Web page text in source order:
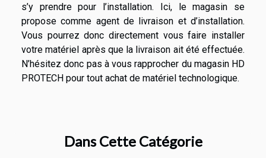
s’y prendre pour l’installation. Ici, le magasin se
propose comme agent de livraison et d’installation.
Vous pourrez donc directement vous faire installer
votre matériel après que la livraison ait été effectuée.
N’hésitez donc pas à vous rapprocher du magasin HD
PROTECH pour tout achat de matériel technologique.
Dans Cette Catégorie